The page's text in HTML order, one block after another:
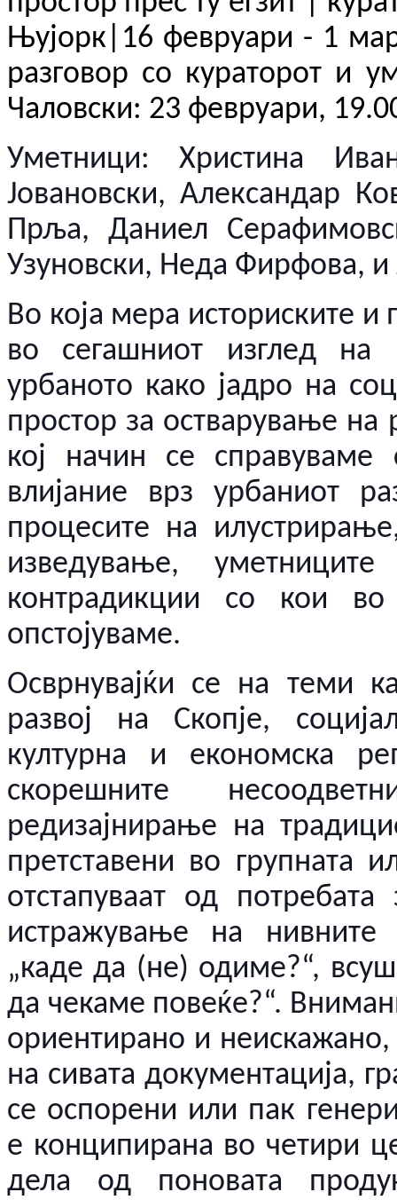
Њујорк |16 февруари - 1
разговор со кураторот и
Чаловски: 23 февруари,
Уметници: Христина
Јовановски, Александар
Прља, Даниел
Узуновски, Неда Фирфова, и
Во која мера историските и
во сегашниот изглед на
урбаното како јадро на
простор за остварување
кој начин се
влијание врз урбаниот
процесите на
изведување,
контрадикции со кои
опстојуваме.
Осврнувајќи се на теми
развој на Скопје,
културна и економска
скорешните
редизајнирање на
претставени во
отстапуваат од
истражување на нивните
„каде да (не) одиме?“,
да чекаме повеќе?“.
ориентирано и
на сивата документација,
се оспорени или пак
е конципирана во четири
дела од поновата